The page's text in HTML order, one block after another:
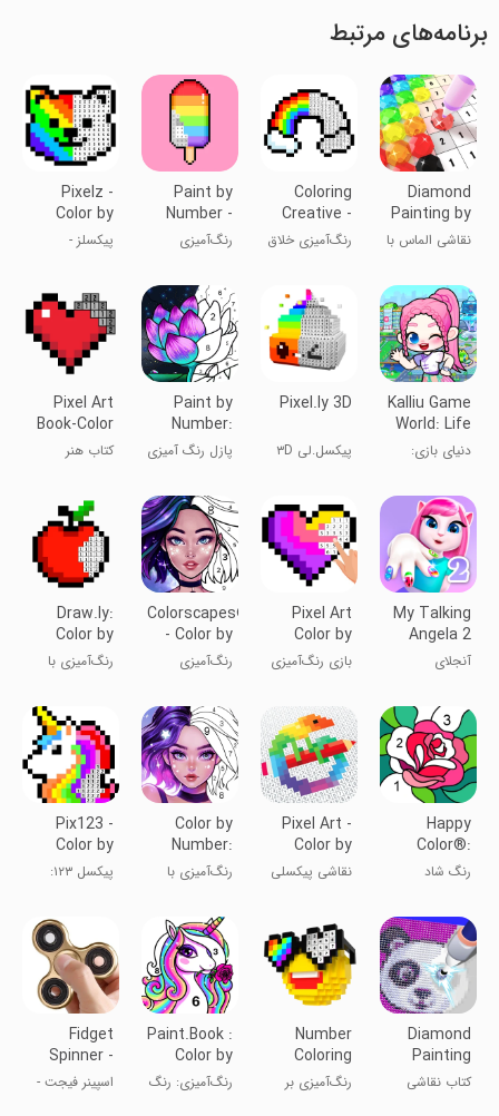
برنامه‌های مرتبط
Diamond
Painting by
Number
نقاشی الماس با
Coloring
Creative -
Color by N
رنگ‌آمیزی خلاق
Paint by
Number -
Pixel Art
رنگ‌آمیزی
Pixelz -
Color by
Number
Pixel
پیکسلز -
پیکسل
Kalliu Game
World: Life
Story
دنیای بازی:
Pixel.ly 3D
پیکسل.لی ۳D
Paint by
Number:
Coloring
Game
پازل رنگ آمیزی
Pixel Art
Book-Color
By Number
کتاب هنر
شماره
My Talking
Angela 2
آنجلای
Pixel Art
Color by
number
Game
بازی رنگ‌آمیزی
عدد
Colorscapes®
- Color by
Number
رنگ‌آمیزی
Draw.ly:
Color by
Number
رنگ‌آمیزی با
Happy
Color®:
Color by
Number
رنگ شاد
Pixel Art -
Color by
Number
نقاشی پیکسلی
Color by
Number:
Color &
Paint
رنگ‌آمیزی با
Pix123 -
Color by
Number
Games
پیکسل ۱۲۳:
Diamond
Painting
Book: ASMR
کتاب نقاشی
Number
Coloring
رنگ‌آمیزی بر
Paint.Book :
Color by
number
رنگ‌آمیزی: رنگ
Fidget
Spinner -
iSpinner
اسپینر فیجت -